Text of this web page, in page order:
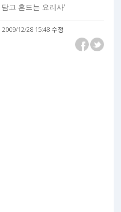
고 흔드는 요리사'
12/28 15:48 수정